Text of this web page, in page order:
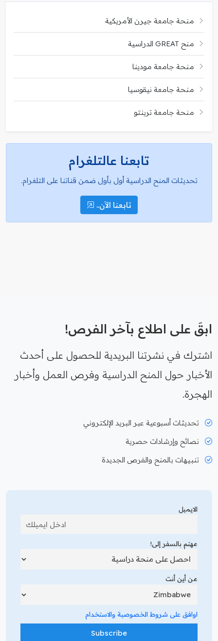
منحة جامعة جيرن الأمريكية
منح GREAT الدراسية
منحة جامعة مودينا
منحة جامعة نيقوسيا
منحة جامعة ترينتو
تابعنا عالتلغرام
تحديثات المنح الدراسية أول بأول ضمن قناتنا على التلغرام.
تابعنا الآن..
ابقَ على اطلاع بآخر الفرص!
اشترك في نشرتنا البريدية للحصول على أحدث
الأخبار حول المنح الدراسية وفرص العمل وأخبار
الهجرة.
تحديثات أسبوعية عبر البريد الإلكتروني
نصائح وإرشادات حصرية
تنبيهات بالمنح والفرص الجديدة
الايميل
مهتم بالسفر إلى!
من أين أنت
اوافق على شروط الخصوصية والاستخدام